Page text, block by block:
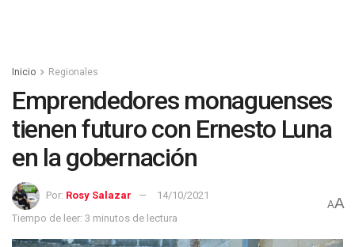
Inicio Regionales
Emprendedores monaguenses
tienen futuro con Ernesto Luna
en la gobernación
Por: Rosy Salazar
14/10/2021
Tiempo de leer: 3 minutos de lectura
AA